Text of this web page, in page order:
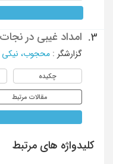
3. امداد غیبی در
گزارشگر : محجوب، نیکی
چکیده
مقالات مرتبط
کلیدواژه های مرتبط